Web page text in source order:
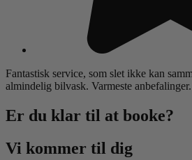
Fantastisk service, som slet ikke kan
almindelig bilvask. Varmeste anbefalinger.
Er du klar til at booke?
Vi kommer til dig